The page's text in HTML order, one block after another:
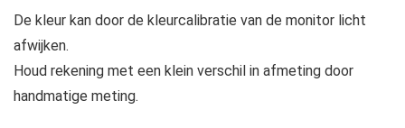
De kleur kan door de kleurcalibratie van de monitor licht
afwijken.
Houd rekening met een klein verschil in afmeting door
handmatige meting.